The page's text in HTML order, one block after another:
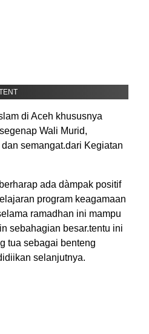
di Aceh khususnya
Wali Murid,
semangat.dari Kegiatan
ada dàmpak positif
program keagamaan
ramadhan ini mampu
sebahagian besar.tentu ini
tua sebagai benteng
selanjutnya.